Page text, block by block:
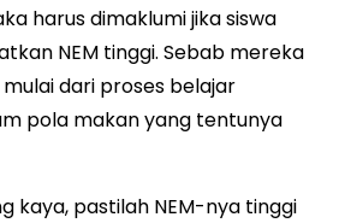
harus dimaklumi jika siswa
NEM tinggi. Sebab mereka
dari proses belajar
pola makan yang tentunya
kaya, pastilah NEM-nya tinggi